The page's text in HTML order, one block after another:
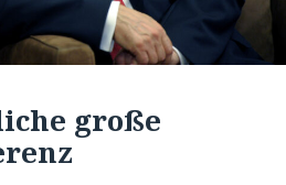
große